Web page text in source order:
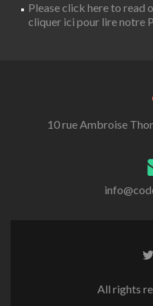
Please click here to read
cliquer ici pour lire notre
10 rue Ambroise
All rights